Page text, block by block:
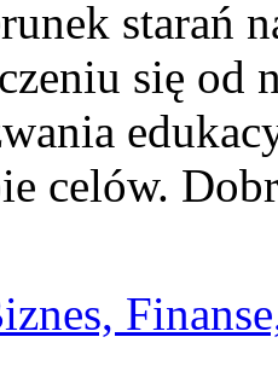
starań
się od
celów.